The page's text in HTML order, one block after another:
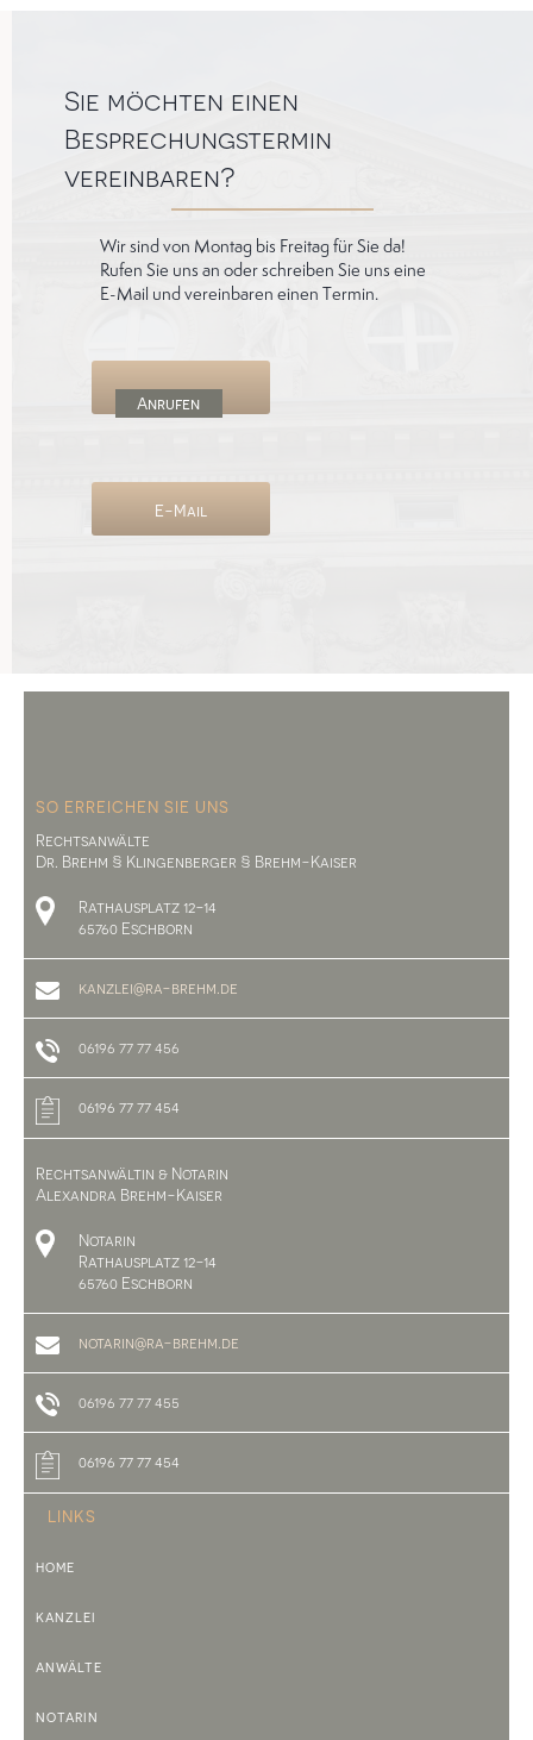
Sie möchten einen
Besprechungstermin
vereinbaren?
Wir sind von Montag bis Freitag für Sie da!
Rufen Sie uns an oder schreiben Sie uns eine
E-Mail und vereinbaren einen Termin.
Anrufen
E-Mail
SO ERREICHEN SIE UNS
Rechtsanwälte
Dr. Brehm § Klingenberger § Brehm-Kaiser
Rathausplatz 12-14
65760 Eschborn
kanzlei@ra-brehm.de
06196 77 77 456
06196 77 77 454
Rechtsanwältin & Notarin
Alexandra Brehm-Kaiser
Notarin
Rathausplatz 12-14
65760 Eschborn
notarin@ra-brehm.de
06196 77 77 455
06196 77 77 454
LINKS
HOME
KANZLEI
ANWÄLTE
NOTARIN